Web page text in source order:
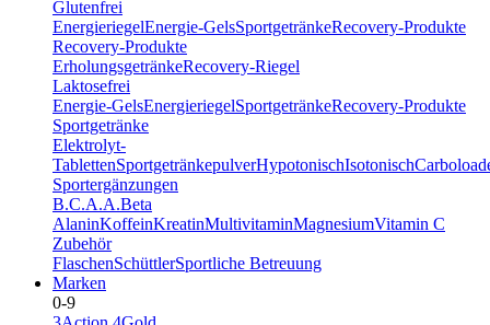
Glutenfrei
EnergieriegelEnergie-GelsSportgetränkeRecovery-Produkte
Recovery-Produkte
ErholungsgetränkeRecovery-Riegel
Laktosefrei
Energie-GelsEnergieriegelSportgetränkeRecovery-Produkte
Sportgetränke
Elektrolyt-
TablettenSportgetränkepulverHypotonischIsotonisch
Sportergänzungen
B.C.A.A.Beta
AlaninKoffeinKreatinMultivitaminMagnesiumVitamin C
Zubehör
FlaschenSchüttlerSportliche Betreuung
Marken
0-9